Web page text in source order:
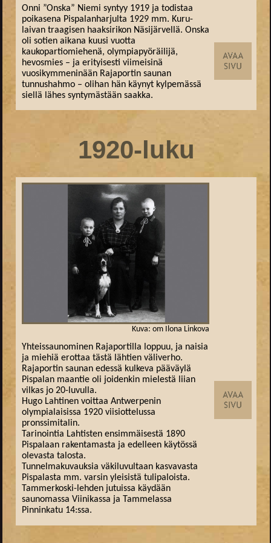
Onni ”Onska” Niemi syntyy 1919 ja todistaa
poikasena Pispalanharjulta 1929 mm. Kuru-
laivan traagisen haaksirikon Näsijärvellä. Onska
oli sotien aikana kuusi vuotta
kaukopartiomiehenä, olympiapyöräilijä,
hevosmies – ja erityisesti viimeisinä
vuosikymmeninään Rajaportin saunan
tunnushahmo – olihan hän käynyt kylpemässä
siellä lähes syntymästään saakka.
1920-luku
Kuva: om Ilona Linkova
Yhteissaunominen Rajaportilla loppuu, ja naisia
ja miehiä erottaa tästä lähtien väliverho.
Rajaportin saunan edessä kulkeva pääväylä
Pispalan maantie oli joidenkin mielestä liian
vilkas jo 20-luvulla.
Hugo Lahtinen voittaa Antwerpenin
olympialaisissa 1920 viisiottelussa
pronssimitalin.
Tarinointia Lahtisten ensimmäisestä 1890
Pispalaan rakentamasta ja edelleen käytössä
olevasta talosta.
Tunnelmakuvauksia väkiluvultaan kasvavasta
Pispalasta mm. varsin yleisistä tulipaloista.
Tammerkoski-lehden jutuissa käydään
saunomassa Viinikassa ja Tammelassa
Pinninkatu 14:ssa.